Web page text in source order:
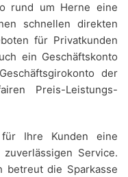
rund um Herne eine
schnellen direkten
für Privatkunden
ein Geschäftskonto
der
Preis-Leistungs-
Ihre Kunden eine
Service.
betreut die Sparkasse